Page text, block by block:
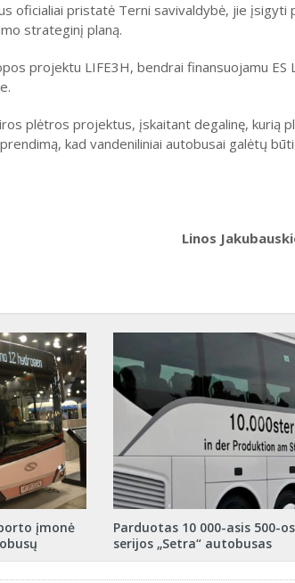
oficialiai pristatė Terni savivaldybė, jie įsigyti
strateginį planą.
projektu LIFE3H, bendrai finansuojamu ES
plėtros projektus, įskaitant degalinę, kurią
kad vandeniliniai autobusai galėtų
Linos
įmonė
Parduotas 10 000-asis 500-
serijos „Setra“ autobusas